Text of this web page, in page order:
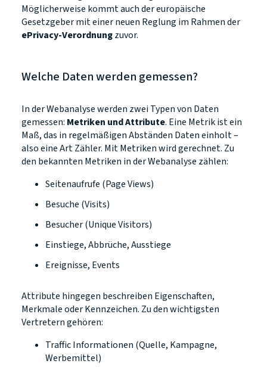
Möglicherweise kommt auch der europäische
Gesetzgeber mit einer neuen Reglung im Rahmen der
ePrivacy-Verordnungzuvor.
Welche Daten werden gemessen?
In der Webanalyse werden zwei Typen von Daten
gemessen: Metriken und Attribute. Eine Metrik ist ein
Maß, das in regelmäßigen Abständen Daten einholt –
also eine Art Zähler. Mit Metriken wird gerechnet. Zu
den bekannten Metriken in der Webanalyse zählen:
Seitenaufrufe (Page Views)
Besuche (Visits)
Besucher (Unique Visitors)
Einstiege, Abbrüche, Ausstiege
Ereignisse, Events
Attribute hingegen beschreiben Eigenschaften,
Merkmale oder Kennzeichen. Zu den wichtigsten
Vertretern gehören:
Traffic Informationen (Quelle, Kampagne,
Werbemittel)